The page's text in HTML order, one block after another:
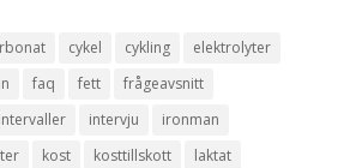
cykel cykling
elektrolyter
faq fett
frågeavsnitt
intervaller intervju
ironman
kost kosttillskott
laktat